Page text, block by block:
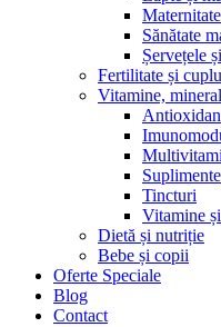
Sănătate
Șervețele
Fertilitate și cuplu
Vitamine,
Suplimente
Tincturi
Vitamine
Dietă și nutriție
Bebe și copii
Oferte Speciale
Blog
Contact